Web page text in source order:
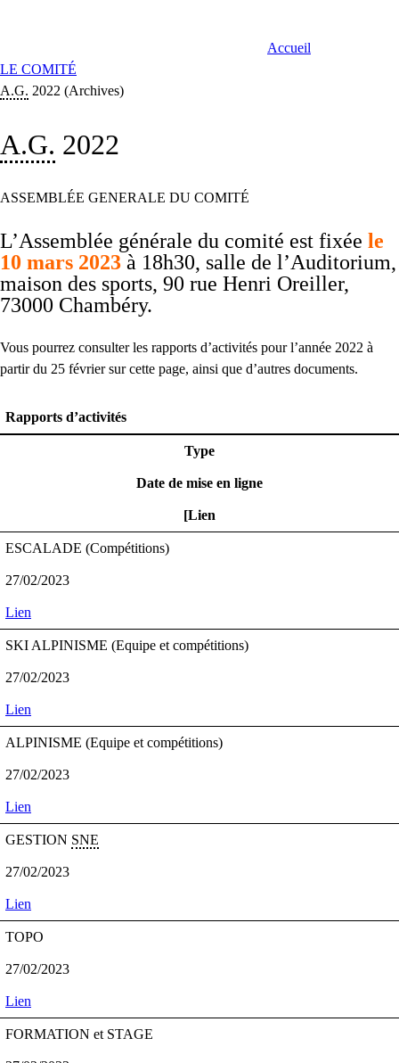
Accueil
LE COMITÉ
A.G. 2022 (Archives)
A.G. 2022
ASSEMBLÉE GENERALE DU COMITÉ
L’Assemblée générale du comité est fixée le
10 mars 2023 à 18h30, salle de l’Auditorium,
maison des sports, 90 rue Henri Oreiller,
73000 Chambéry.
Vous pourrez consulter les rapports d’activités pour l’année 2022 à
partir du 25 février sur cette page, ainsi que d’autres documents.
Rapports d’activités
SAISON 2022
Type
Date de mise en ligne
[Lien
ESCALADE (Compétitions)
27/02/2023
Lien
SKI ALPINISME (Equipe et compétitions)
27/02/2023
Lien
ALPINISME (Equipe et compétitions)
27/02/2023
Lien
GESTION SNE
27/02/2023
Lien
TOPO
27/02/2023
Lien
FORMATION et STAGE